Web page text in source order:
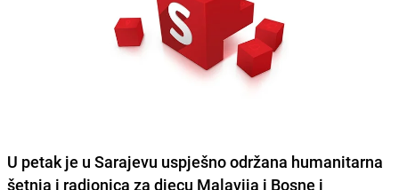
U petak je u Sarajevu uspješno održana humanitarna
šetnja i radionica za djecu Malavija i Bosne i